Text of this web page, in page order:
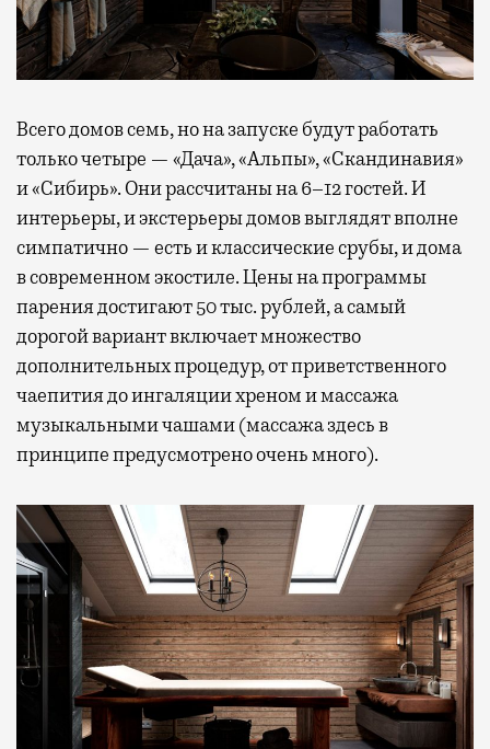
Всего домов семь, но на запуске будут работать
только четыре — «Дача», «Альпы», «Скандинавия»
и «Сибирь». Они рассчитаны на 6–12 гостей. И
интерьеры, и экстерьеры домов выглядят вполне
симпатично — есть и классические срубы, и дома
в современном экостиле. Цены на программы
парения достигают 50 тыс. рублей, а самый
дорогой вариант включает множество
дополнительных процедур, от приветственного
чаепития до ингаляции хреном и массажа
музыкальными чашами (массажа здесь в
принципе предусмотрено очень много).